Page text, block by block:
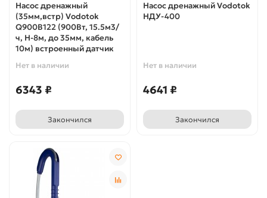
Насос дренажный
(35мм,встр) Vodotok
Q900B122 (900Вт, 15.5м3/
ч, H-8м, до 35мм, кабель
10м) встроенный датчик
Нет в наличии
6343 ₽
Закончился
Насос дренажный Vodotok
НДУ-400
Нет в наличии
4641 ₽
Закончился